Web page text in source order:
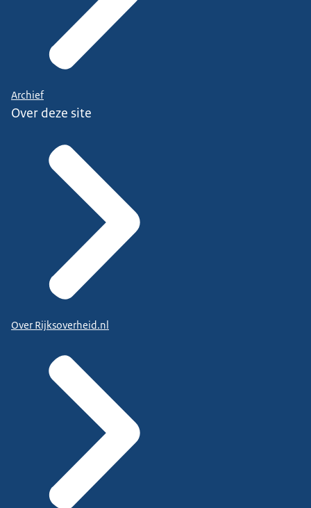
Archief
Over deze site
Over Rijksoverheid.nl